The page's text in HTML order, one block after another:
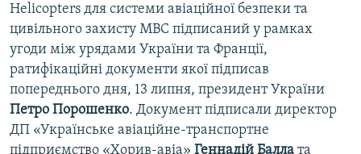
Helicopters для системи авіаційної безпеки та
цивільного захисту МВС підписаний у рамках
угоди між урядами України та Франції,
ратифікаційні документи якої підписав
попереднього дня, 13 липня, президент України
Петро Порошенко. Документ підписали директор
ДП «Українське авіаційне-транспортне
підприємство «Хорив-авіа» Геннадій Балла та